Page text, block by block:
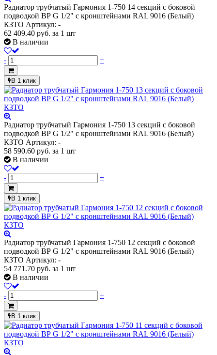
Радиатор трубчатый Гармония 1-750 14 секций с боковой
подводкой ВР G 1/2" с кронштейнами RAL 9016 (Белый)
КЗТО Артикул: -
62 409.40 руб. за 1 шт
В наличии
- +
В 1 клик
Радиатор трубчатый Гармония 1-750 13 секций с боковой
подводкой ВР G 1/2" с кронштейнами RAL 9016 (Белый)
КЗТО Артикул: -
58 590.60 руб. за 1 шт
В наличии
- +
В 1 клик
Радиатор трубчатый Гармония 1-750 12 секций с боковой
подводкой ВР G 1/2" с кронштейнами RAL 9016 (Белый)
КЗТО Артикул: -
54 771.70 руб. за 1 шт
В наличии
- +
В 1 клик